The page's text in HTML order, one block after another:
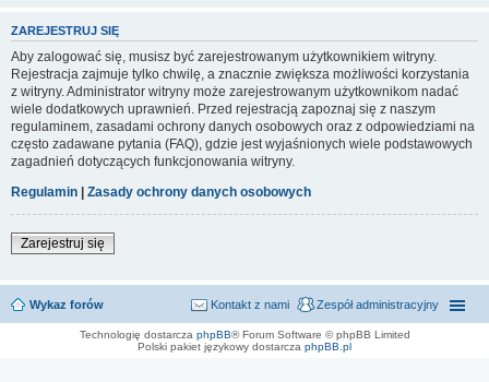
ZAREJESTRUJ SIĘ
Aby zalogować się, musisz być zarejestrowanym użytkownikiem witryny.
Rejestracja zajmuje tylko chwilę, a znacznie zwiększa możliwości korzystania
z witryny. Administrator witryny może zarejestrowanym użytkownikom nadać
wiele dodatkowych uprawnień. Przed rejestracją zapoznaj się z naszym
regulaminem, zasadami ochrony danych osobowych oraz z odpowiedziami na
często zadawane pytania (FAQ), gdzie jest wyjaśnionych wiele podstawowych
zagadnień dotyczących funkcjonowania witryny.
Regulamin | Zasady ochrony danych osobowych
Zarejestruj się
Wykaz forów Zespół administracyjny
Kontakt z nami
Technologię dostarcza phpBB® Forum Software © phpBB Limited
Polski pakiet językowy dostarcza phpBB.pl